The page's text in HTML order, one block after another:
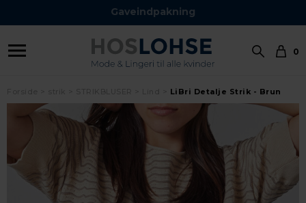
Gaveindpakning
0
LiBri Detalje Strik - Brun